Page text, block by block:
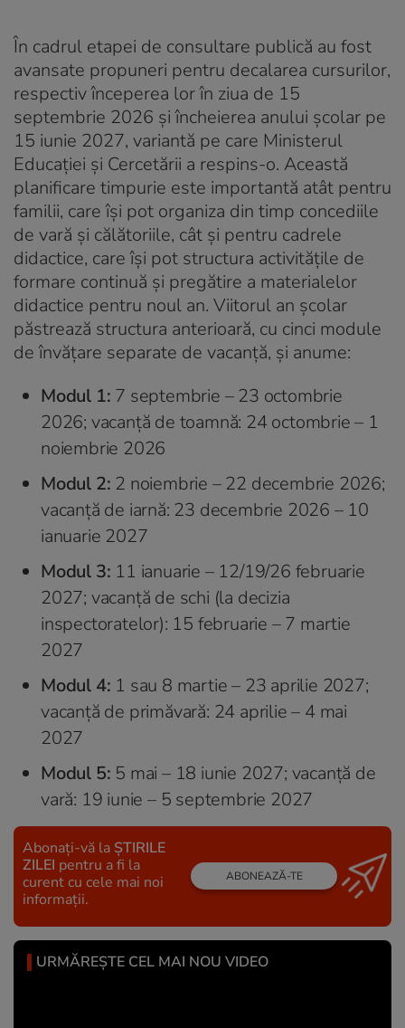
În cadrul etapei de consultare publică au fost
avansate propuneri pentru decalarea cursurilor,
respectiv începerea lor în ziua de 15
septembrie 2026 și încheierea anului școlar pe
15 iunie 2027, variantă pe care Ministerul
Educației și Cercetării a respins-o. Această
planificare timpurie este importantă atât pentru
familii, care își pot organiza din timp concediile
de vară și călătoriile, cât și pentru cadrele
didactice, care își pot structura activitățile de
formare continuă și pregătire a materialelor
didactice pentru noul an. Viitorul an școlar
păstrează structura anterioară, cu cinci module
de învățare separate de vacanță, și anume:
Modul 1: 7 septembrie – 23 octombrie
2026; vacanță de toamnă: 24 octombrie – 1
noiembrie 2026
Modul 2: 2 noiembrie – 22 decembrie 2026;
vacanță de iarnă: 23 decembrie 2026 – 10
ianuarie 2027
Modul 3: 11 ianuarie – 12/19/26 februarie
2027; vacanță de schi (la decizia
inspectoratelor): 15 februarie – 7 martie
2027
Modul 4: 1 sau 8 martie – 23 aprilie 2027;
vacanță de primăvară: 24 aprilie – 4 mai
2027
Modul 5: 5 mai – 18 iunie 2027; vacanță de
vară: 19 iunie – 5 septembrie 2027
Abonați-vă la ȘTIRILE
ZILEI pentru a fi la
curent cu cele mai noi
informații.
ABONEAZĂ-TE
URMĂREȘTE CEL MAI NOU VIDEO